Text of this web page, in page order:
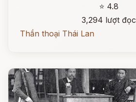
⭐ 4.8
3,294 lượt đọc
Thần thoại Thái Lan